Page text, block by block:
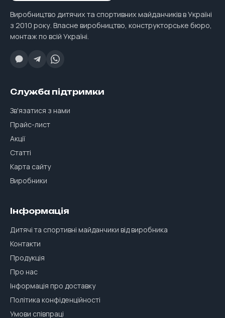
Виробництво дитячих та спортивних майданчиків в Україні
з 2010 року. Власне виробництво, конструкторське бюро,
монтаж по всій Україні.
Служба підтримки
Зв'язатися з нами
Прайс-лист
Акції
Статті
Карта сайту
Виробники
Інформація
Дитячі та спортивні майданчики від виробника
Контакти
Продукція
Про нас
Інформація про доставку
Політика конфіденційності
Умови співпраці